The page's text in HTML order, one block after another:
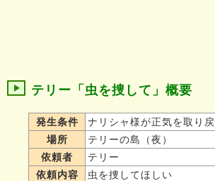
テリー「虫を捜して」概要
発生条件
ナリシャ様が正気を取り
場所
テリーの島（夜）
依頼者
テリー
依頼内容
虫を捜してほしい